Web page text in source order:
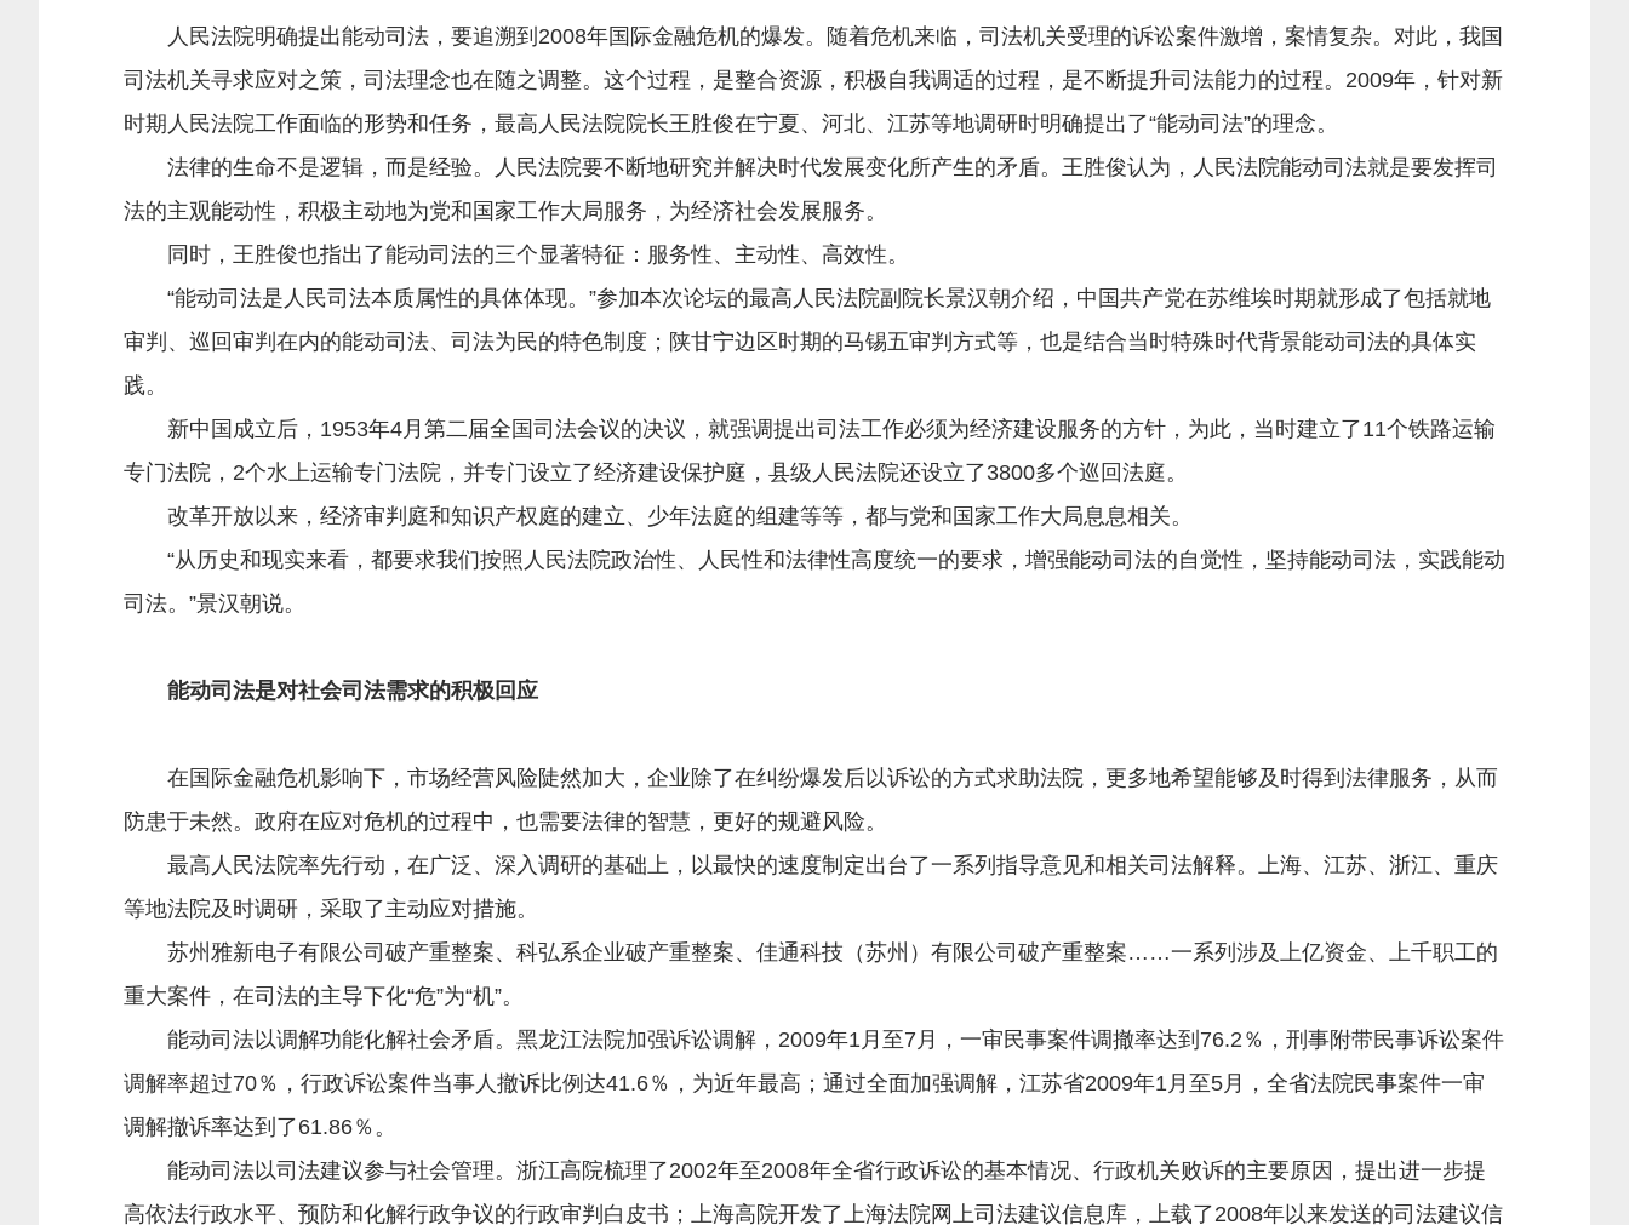
人民法院明确提出能动司法，要追溯到2008年国际金融危机的爆发。随着危机来临，司法机关受理的诉讼案件激增，案情复杂。对此，我国
司法机关寻求应对之策，司法理念也在随之调整。这个过程，是整合资源，积极自我调适的过程，是不断提升司法能力的过程。2009年，针对新
时期人民法院工作面临的形势和任务，最高人民法院院长王胜俊在宁夏、河北、江苏等地调研时明确提出了“能动司法”的理念。
法律的生命不是逻辑，而是经验。人民法院要不断地研究并解决时代发展变化所产生的矛盾。王胜俊认为，人民法院能动司法就是要发挥司
法的主观能动性，积极主动地为党和国家工作大局服务，为经济社会发展服务。
同时，王胜俊也指出了能动司法的三个显著特征：服务性、主动性、高效性。
“能动司法是人民司法本质属性的具体体现。”参加本次论坛的最高人民法院副院长景汉朝介绍，中国共产党在苏维埃时期就形成了包括就地
审判、巡回审判在内的能动司法、司法为民的特色制度；陕甘宁边区时期的马锡五审判方式等，也是结合当时特殊时代背景能动司法的具体实
践。
新中国成立后，1953年4月第二届全国司法会议的决议，就强调提出司法工作必须为经济建设服务的方针，为此，当时建立了11个铁路运输
专门法院，2个水上运输专门法院，并专门设立了经济建设保护庭，县级人民法院还设立了3800多个巡回法庭。
改革开放以来，经济审判庭和知识产权庭的建立、少年法庭的组建等等，都与党和国家工作大局息息相关。
“从历史和现实来看，都要求我们按照人民法院政治性、人民性和法律性高度统一的要求，增强能动司法的自觉性，坚持能动司法，实践能动
司法。”景汉朝说。
能动司法是对社会司法需求的积极回应
在国际金融危机影响下，市场经营风险陡然加大，企业除了在纠纷爆发后以诉讼的方式求助法院，更多地希望能够及时得到法律服务，从而
防患于未然。政府在应对危机的过程中，也需要法律的智慧，更好的规避风险。
最高人民法院率先行动，在广泛、深入调研的基础上，以最快的速度制定出台了一系列指导意见和相关司法解释。上海、江苏、浙江、重庆
等地法院及时调研，采取了主动应对措施。
苏州雅新电子有限公司破产重整案、科弘系企业破产重整案、佳通科技（苏州）有限公司破产重整案……一系列涉及上亿资金、上千职工的
重大案件，在司法的主导下化“危”为“机”。
能动司法以调解功能化解社会矛盾。黑龙江法院加强诉讼调解，2009年1月至7月，一审民事案件调撤率达到76.2％，刑事附带民事诉讼案件
调解率超过70％，行政诉讼案件当事人撤诉比例达41.6％，为近年最高；通过全面加强调解，江苏省2009年1月至5月，全省法院民事案件一审
调解撤诉率达到了61.86％。
能动司法以司法建议参与社会管理。浙江高院梳理了2002年至2008年全省行政诉讼的基本情况、行政机关败诉的主要原因，提出进一步提
高依法行政水平、预防和化解行政争议的行政审判白皮书；上海高院开发了上海法院网上司法建议信息库，上载了2008年以来发送的司法建议信